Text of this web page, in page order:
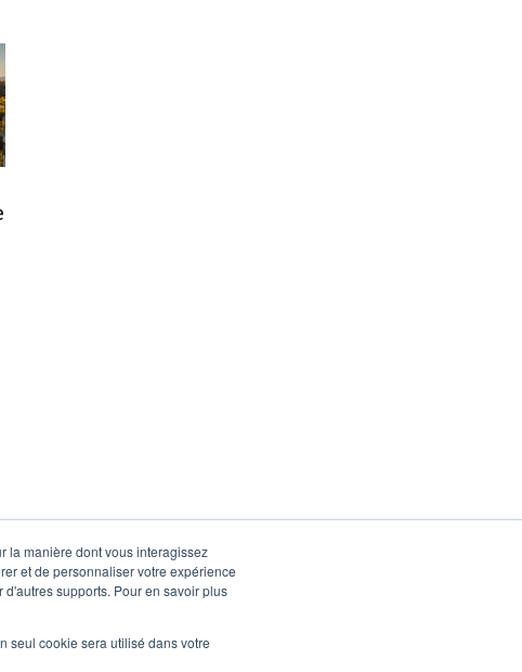
la manière dont vous interagissez
et de personnaliser votre expérience
supports. Pour en savoir plus
seul cookie sera utilisé dans votre